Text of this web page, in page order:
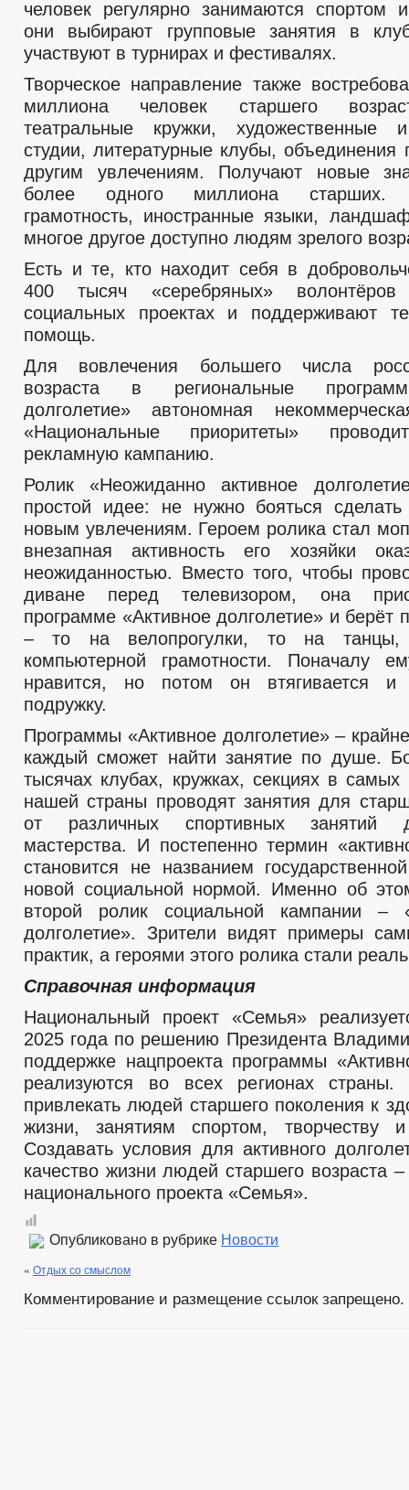
человек регулярно занимаются спортом
они выбирают групповые занятия в
участвуют в турнирах и фестивалях.
Творческое направление также
миллиона человек старшего
театральные кружки, художественные
студии, литературные клубы, объединения
другим увлечениям. Получают новые
более одного миллиона старших.
грамотность, иностранные языки,
многое другое доступно людям зрелого
Есть и те, кто находит себя в
400 тысяч «серебряных»
социальных проектах и поддерживают
помощь.
Для вовлечения большего числа
возраста в региональные
долголетие» автономная
«Национальные приоритеты»
рекламную кампанию.
Ролик «Неожиданно активное
простой идее: не нужно бояться сделать
новым увлечениям. Героем ролика стал
внезапная активность его хозяйки
неожиданностью. Вместо того, чтобы
диване перед телевизором, она
программе «Активное долголетие» и берёт
– то на велопрогулки, то на
компьютерной грамотности. Поначалу
нравится, но потом он втягивается и
подружку.
Программы «Активное долголетие» –
каждый сможет найти занятие по душе.
тысячах клубах, кружках, секциях в самых
нашей страны проводят занятия для
от различных спортивных занятий
мастерства. И постепенно термин
становится не названием
новой социальной нормой. Именно об
второй ролик социальной кампании –
долголетие». Зрители видят примеры
практик, а героями этого ролика стали
Справочная информация
Национальный проект «Семья»
2025 года по решению Президента
поддержке нацпроекта программы
реализуются во всех регионах
привлекать людей старшего поколения к
жизни, занятиям спортом, творчеству и
Создавать условия для активного
качество жизни людей старшего возраста
национального проекта «Семья».
Опубликовано в рубрике Новости
« Отдых со смыслом
Комментирование и размещение ссылок запрещено.